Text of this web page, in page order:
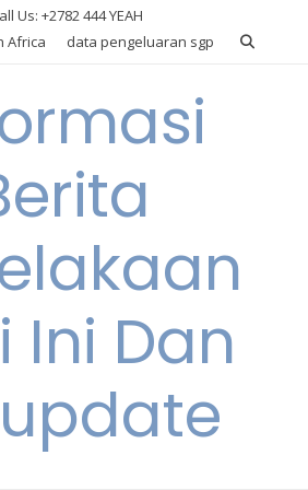
Us: +2782 444 YEAH
Africa
data pengeluaran sgp
Ini Dan